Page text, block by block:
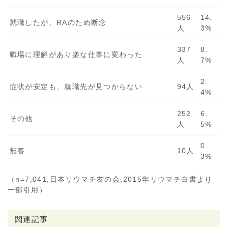
就職したが、RAのため断念
556
人
14.
3%
職場に理解があり楽な仕事に変わった
337
人
8.
7%
症状が安定も、就職先が見つからない 94人
2.
4%
その他
252
人
6.
5%
無答 10人
0.
3%
（n=7,041,日本リウマチ友の会,2015年リウマチ白書より
一部引用）
関連記事